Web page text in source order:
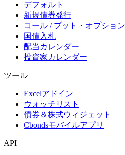
デフォルト
新規債券発行
コール / プット・オプション
国債入札
配当カレンダー
投資家カレンダー
ツール
Excelアドイン
ウォッチリスト
債券＆株式ウィジェット
Cbondsモバイルアプリ
API